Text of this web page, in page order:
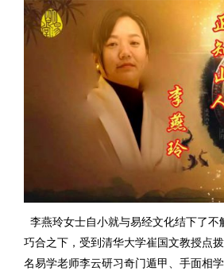
李燕玲女士自小就与易经文化结下了不
巧合之下，受到清华大学崔国文教授点
名易学老师李云研习奇门遁甲、手面相